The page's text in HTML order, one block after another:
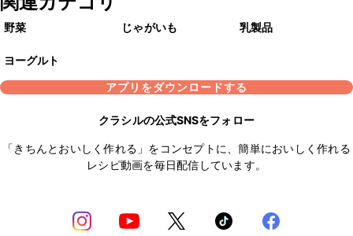
野菜 じゃがいも 乳製品
ヨーグルト
アプリをダウンロードする
クラシルの公式SNSをフォロー
「きちんとおいしく作れる」をコンセプトに、簡単においしく作れる
レシピ動画を毎日配信しています。